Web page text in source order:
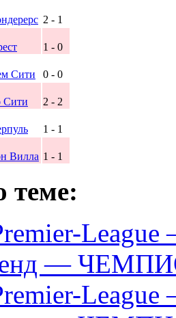
2 - 1
1 - 0
Сити
0 - 0
Сити
2 - 2
1 - 1
Вилла 1 - 1
теме:
—